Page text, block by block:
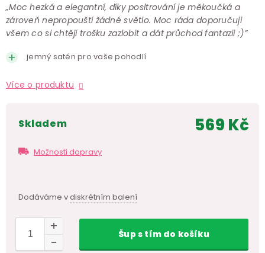
„Moc hezká a elegantní, díky posltrování je měkoučká a
zároveň nepropouští žádné světlo. Moc ráda doporučuji
všem co si chtějí trošku zazlobit a dát průchod fantazii ;)”
jemný satén pro vaše pohodlí
Více o produktu
skladem
Možnosti dopravy
Dodáváme vdiskrétním balení
569 Kč
Šups tímdo košíku